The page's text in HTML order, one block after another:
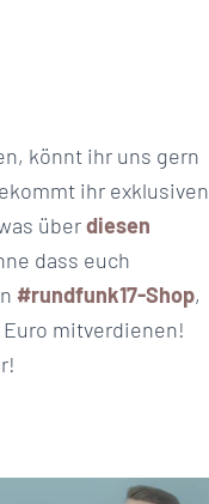
könnt ihr uns gern
ihr exklusiven
überdiesen
dass euch
#rundfunk17-Shop,
mitverdienen!